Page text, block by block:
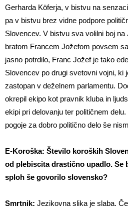
Gerharda Köferja, v bistvu na
pa v bistvu brez vidne podpore
Slovencev. V bistvu sva volilni boj
bratom Francem Jožefom povsem
jasno potrdilo, Franc Jožef je tako
Slovencev po drugi svetovni vojni, ki
zastopan v deželnem parlamentu.
okrepil ekipo kot pravnik kluba in
ekipi pri delovanju ter političnem
pogoje za dobro politično delo še
E-Koroška: Število koroških
od plebiscita drastično upadlo. Se
sploh še govorilo slovensko?
Smrtnik: Jezikovna slika je slaba.